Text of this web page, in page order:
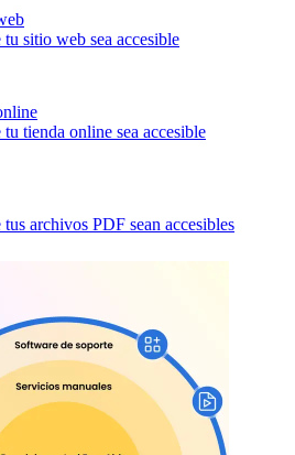
tu sitio web sea accesible
tu tienda online sea accesible
tus archivos PDF sean accesibles